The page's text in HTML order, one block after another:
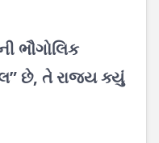
ભૌગોલિક
છે, તે રાજ્ય ક્યું